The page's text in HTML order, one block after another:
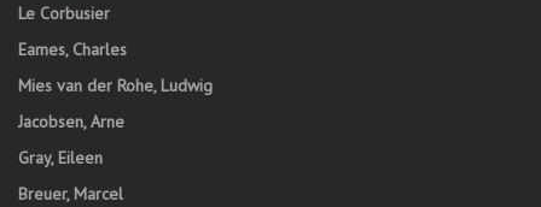
Le Corbusier
Eames, Charles
Mies van der Rohe, Ludwig
Jacobsen, Arne
Gray, Eileen
Breuer, Marcel